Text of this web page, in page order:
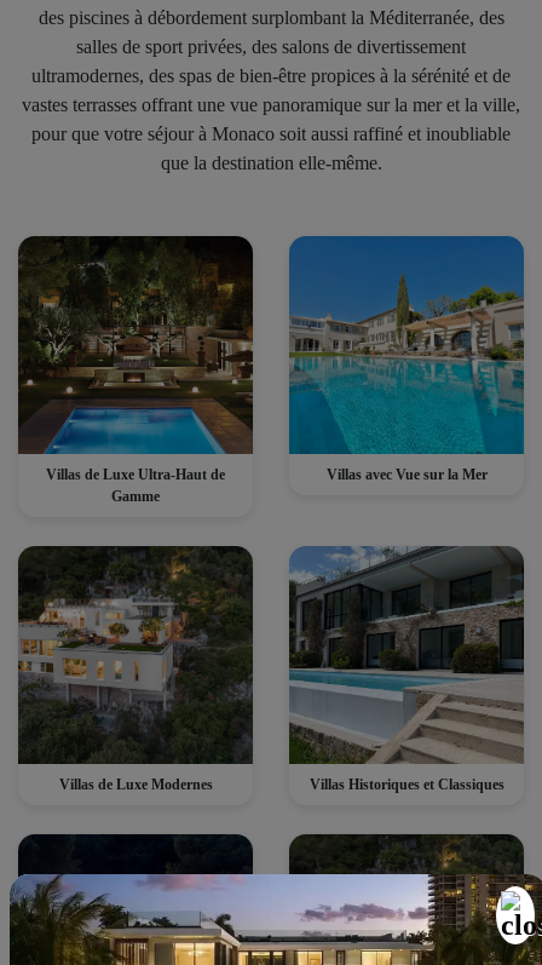
des piscines à débordement surplombant la Méditerranée, des
salles de sport privées, des salons de divertissement
ultramodernes, des spas de bien-être propices à la sérénité et de
vastes terrasses offrant une vue panoramique sur la mer et la ville,
pour que votre séjour à Monaco soit aussi raffiné et inoubliable
que la destination elle-même.
Villas de Luxe Ultra-Haut de
Gamme
Villas avec Vue sur la Mer
Villas de Luxe Modernes Villas Historiques et Classiques